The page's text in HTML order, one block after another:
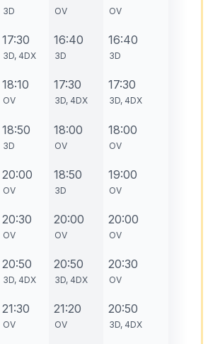
3D
17:30
3D, 4DX
18:10
OV
18:50
3D
20:00
OV
20:30
OV
20:50
3D, 4DX
21:30
OV
OV
16:40
3D
17:30
3D, 4DX
18:00
OV
18:50
3D
20:00
OV
20:50
3D, 4DX
21:20
OV
OV
16:40
3D
17:30
3D, 4DX
18:00
OV
19:00
OV
20:00
OV
20:30
OV
20:50
3D, 4DX